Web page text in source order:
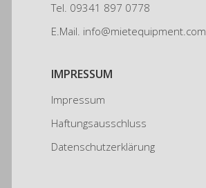
Tel. 09341 897 0778
E.Mail. info@mietequipment.com
IMPRESSUM
Impressum
Haftungsausschluss
Datenschutzerklärung